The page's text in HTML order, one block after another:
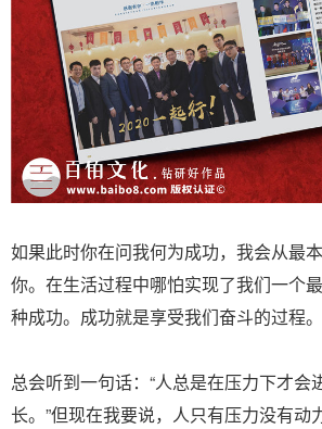
如果此时你在问我何为成功，我会从最
你。在生活过程中哪怕实现了我们一个
种成功。成功就是享受我们奋斗的过程。
总会听到一句话：“人总是在压力下才会
长。”但现在我要说，人只有压力没有动